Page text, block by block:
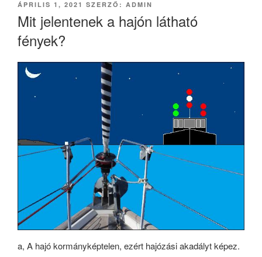
BEKÜLDVE:
ÁPRILIS 1, 2021 SZERZŐ: ADMIN
Mit jelentenek a hajón látható
fények?
a, A hajó kormányképtelen, ezért hajózási akadályt képez.